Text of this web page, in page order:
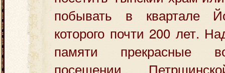
побывать в квартале
которого почти 200 лет.
памяти прекрасные
посещении